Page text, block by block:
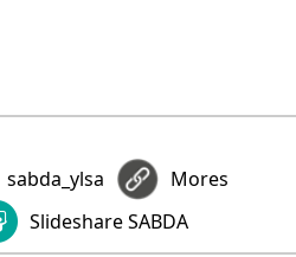
sabda_ylsa
Mores
Slideshare SABDA